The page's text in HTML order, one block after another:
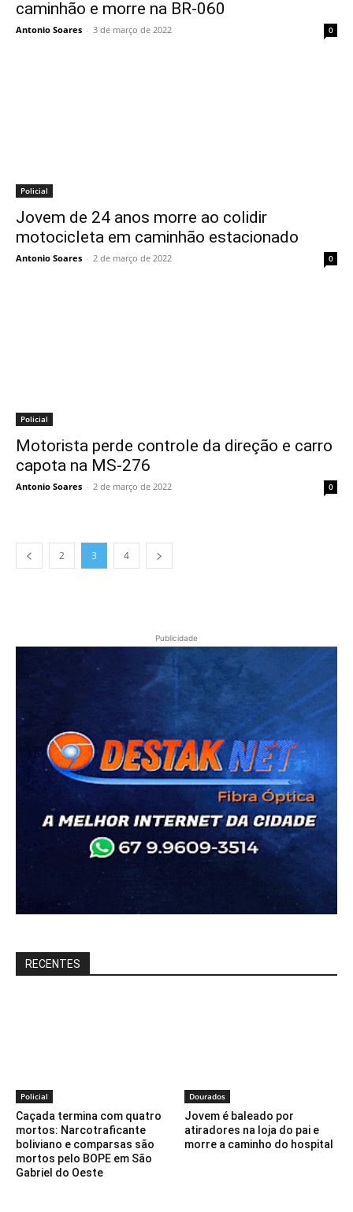
caminhão e morre na BR-060
Antonio Soares - 3 de março de 2022 0
Policial
Jovem de 24 anos morre ao colidir
motocicleta em caminhão estacionado
Antonio Soares - 2 de março de 2022 0
Policial
Motorista perde controle da direção e carro
capota na MS-276
Antonio Soares - 2 de março de 2022 0
2 3 4
Publicidade
RECENTES
Policial
Caçada termina com quatro
mortos: Narcotraficante
boliviano e comparsas são
mortos pelo BOPE em São
Gabriel do Oeste
Dourados
Jovem é baleado por
atiradores na loja do pai e
morre a caminho do hospital